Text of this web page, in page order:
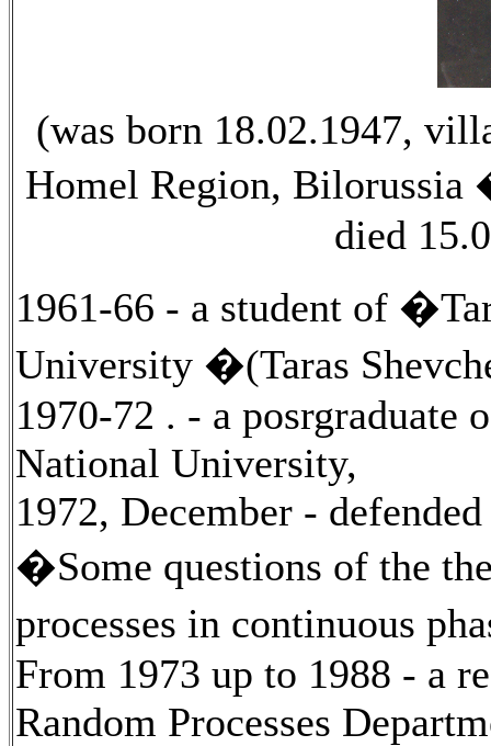
(was born 18.02.1947,
Homel Region, Bilorussia
died
1961-66 - a student of
University �(Taras
1970-72 . - a posrgraduate
National University,
1972, December -
�Some questions of the
processes in continuous
From 1973 up to 1988 - a
Random Processes